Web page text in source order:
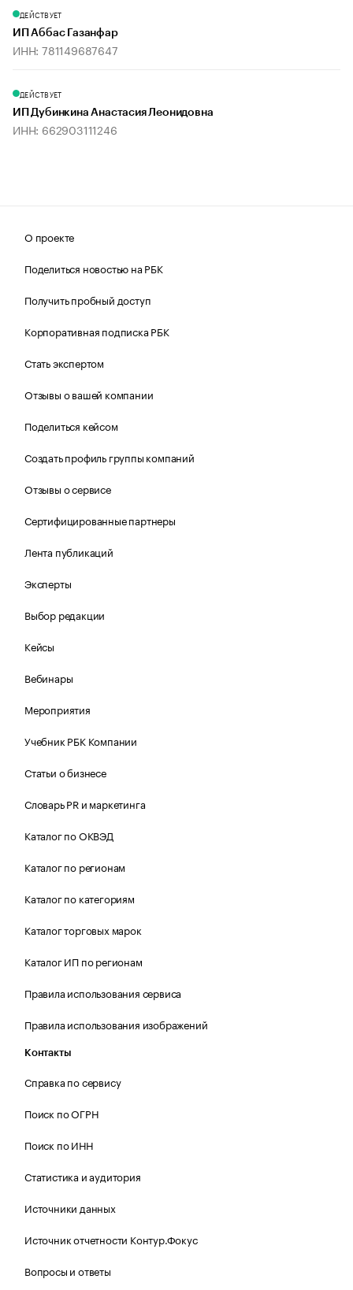
ДЕЙСТВУЕТ
ИП Аббас Газанфар
ИНН: 781149687647
ДЕЙСТВУЕТ
ИП Дубинкина Анастасия Леонидовна
ИНН: 662903111246
О проекте
Поделиться новостью на РБК
Получить пробный доступ
Корпоративная подписка РБК
Стать экспертом
Отзывы о вашей компании
Поделиться кейсом
Создать профиль группы компаний
Отзывы о сервисе
Сертифицированные партнеры
Лента публикаций
Эксперты
Выбор редакции
Кейсы
Вебинары
Мероприятия
Учебник РБК Компании
Статьи о бизнесе
Словарь PR и маркетинга
Каталог по ОКВЭД
Каталог по регионам
Каталог по категориям
Каталог торговых марок
Каталог ИП по регионам
Правила использования сервиса
Правила использования изображений
Контакты
Справка по сервису
Поиск по ОГРН
Поиск по ИНН
Статистика и аудитория
Источники данных
Источник отчетности Контур.Фокус
Вопросы и ответы